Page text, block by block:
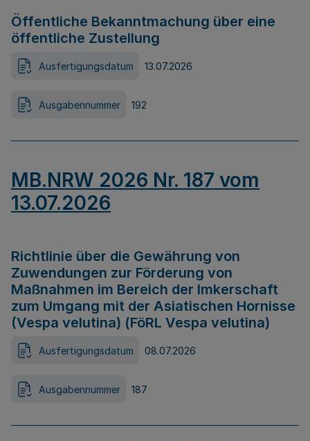
Öffentliche Bekanntmachung über eine
öffentliche Zustellung
Ausfertigungsdatum 13.07.2026
Ausgabennummer 192
MB.NRW 2026 Nr. 187 vom
13.07.2026
Richtlinie über die Gewährung von
Zuwendungen zur Förderung von
Maßnahmen im Bereich der Imkerschaft
zum Umgang mit der Asiatischen Hornisse
(Vespa velutina) (FöRL Vespa velutina)
Ausfertigungsdatum 08.07.2026
Ausgabennummer 187